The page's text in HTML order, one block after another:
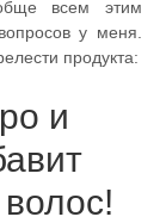
всем этим
у меня.
продукта:
и